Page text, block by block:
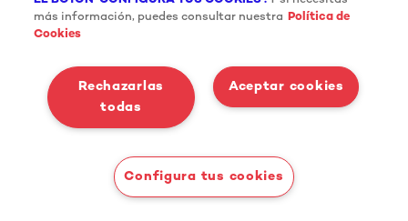
más información, puedes consultar nuestra Política de
Cookies
Aceptar cookies
Rechazarlas
todas
Configura tus cookies